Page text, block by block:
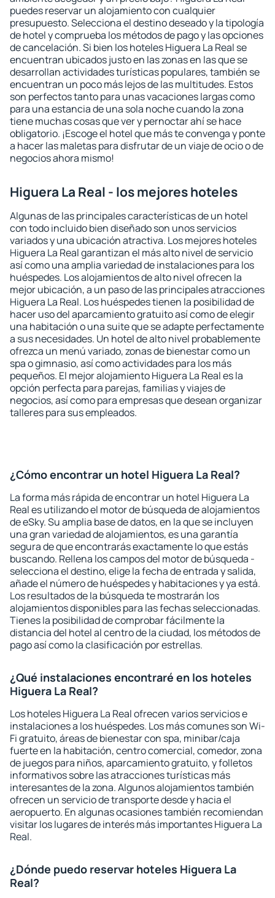
puedes reservar un alojamiento con cualquier
presupuesto. Selecciona el destino deseado y la tipología
de hotel y comprueba los métodos de pago y las opciones
de cancelación. Si bien los hoteles Higuera La Real se
encuentran ubicados justo en las zonas en las que se
desarrollan actividades turísticas populares, también se
encuentran un poco más lejos de las multitudes. Estos
son perfectos tanto para unas vacaciones largas como
para una estancia de una sola noche cuando la zona
tiene muchas cosas que ver y pernoctar ahí se hace
obligatorio. ¡Escoge el hotel que más te convenga y ponte
a hacer las maletas para disfrutar de un viaje de ocio o de
negocios ahora mismo!
Higuera La Real - los mejores hoteles
Algunas de las principales características de un hotel
con todo incluido bien diseñado son unos servicios
variados y una ubicación atractiva. Los mejores hoteles
Higuera La Real garantizan el más alto nivel de servicio
así como una amplia variedad de instalaciones para los
huéspedes. Los alojamientos de alto nivel ofrecen la
mejor ubicación, a un paso de las principales atracciones
Higuera La Real. Los huéspedes tienen la posibilidad de
hacer uso del aparcamiento gratuito así como de elegir
una habitación o una suite que se adapte perfectamente
a sus necesidades. Un hotel de alto nivel probablemente
ofrezca un menú variado, zonas de bienestar como un
spa o gimnasio, así como actividades para los más
pequeños. El mejor alojamiento Higuera La Real es la
opción perfecta para parejas, familias y viajes de
negocios, así como para empresas que desean organizar
talleres para sus empleados.
¿Cómo encontrar un hotel Higuera La Real?
La forma más rápida de encontrar un hotel Higuera La
Real es utilizando el motor de búsqueda de alojamientos
de eSky. Su amplia base de datos, en la que se incluyen
una gran variedad de alojamientos, es una garantía
segura de que encontrarás exactamente lo que estás
buscando. Rellena los campos del motor de búsqueda -
selecciona el destino, elige la fecha de entrada y salida,
añade el número de huéspedes y habitaciones y ya está.
Los resultados de la búsqueda te mostrarán los
alojamientos disponibles para las fechas seleccionadas.
Tienes la posibilidad de comprobar fácilmente la
distancia del hotel al centro de la ciudad, los métodos de
pago así como la clasificación por estrellas.
¿Qué instalaciones encontraré en los hoteles
Higuera La Real?
Los hoteles Higuera La Real ofrecen varios servicios e
instalaciones a los huéspedes. Los más comunes son Wi-
Fi gratuito, áreas de bienestar con spa, minibar/caja
fuerte en la habitación, centro comercial, comedor, zona
de juegos para niños, aparcamiento gratuito, y folletos
informativos sobre las atracciones turísticas más
interesantes de la zona. Algunos alojamientos también
ofrecen un servicio de transporte desde y hacia el
aeropuerto. En algunas ocasiones también recomiendan
visitar los lugares de interés más importantes Higuera La
Real.
¿Dónde puedo reservar hoteles Higuera La
Real?